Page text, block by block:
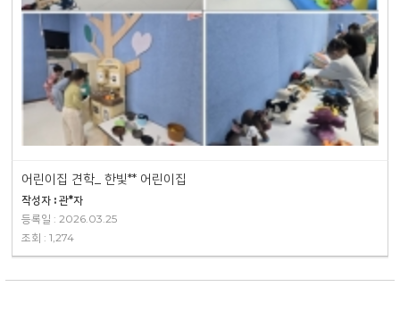
어린이집 견학_ 한빛** 어린이집
작성자 : 관*자
등록일 : 2026.03.25
조회 : 1,274